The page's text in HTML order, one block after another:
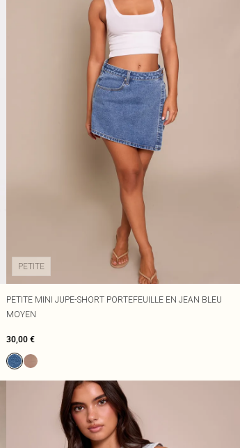
PETITE
PETITE MINI JUPE-SHORT PORTEFEUILLE EN JEAN BLEU
MOYEN
30,00 €